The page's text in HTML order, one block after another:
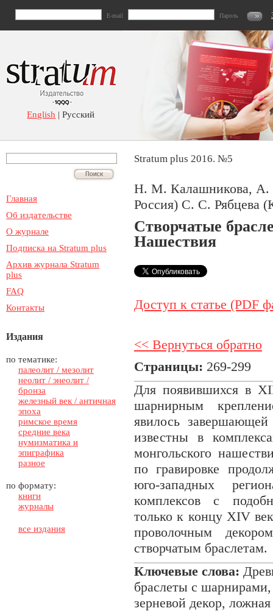
E-mail Пароль
English | Русский
Главная
Об издательстве
О журнале
Подписка на Stratum plus
Архив журнала Stratum
plus
FAQ
Контакты
Издания
по тематике:
палеолит / мезолит
неолит / энеолит /
бронза
железный век / античная
эпоха
римское время
средние века
нумизматика и
эпиграфика
разное
по формату:
книги
журналы
все издания
Stratum plus 2016. №5
Н. М. Калашникова, А.
Россия) С. С. Рябцева
Створчатые
Нашествия
Доступ к статье (PDF
<< Вернуться обратно
Страницы: 269-299
Для появившихся в
шарнирным
явилось
известны в
монгольского
по гравировке
юго-западных
комплексов с
только к концу XIV
проволочным
створчатым браслетам.
Ключевые слова:
браслеты с
зерневой декор,